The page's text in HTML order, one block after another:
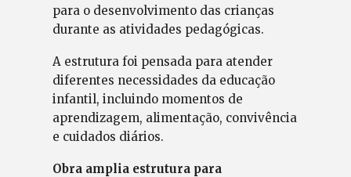
para o desenvolvimento das crianças
durante as atividades pedagógicas.
A estrutura foi pensada para atender
diferentes necessidades da educação
infantil, incluindo momentos de
aprendizagem, alimentação, convivência
e cuidados diários.
Obra amplia estrutura para